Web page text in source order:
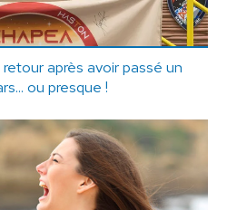
après avoir passé un
ou presque !